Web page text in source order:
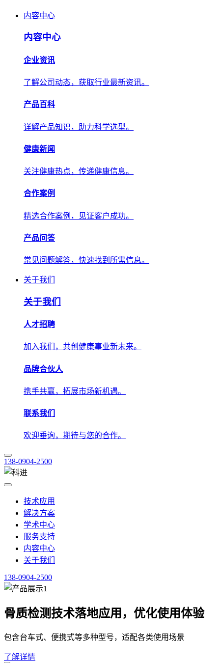
内容中心
内容中心
企业资讯
了解公司动态，获取行业最新资讯。
产品百科
详解产品知识，助力科学选型。
健康新闻
关注健康热点，传递健康信息。
合作案例
精选合作案例，见证客户成功。
产品问答
常见问题解答，快速找到所需信息。
关于我们
关于我们
人才招聘
加入我们，共创健康事业新未来。
品牌合伙人
携手共赢，拓展市场新机遇。
联系我们
欢迎垂询，期待与您的合作。
138-0904-2500
技术应用
解决方案
学术中心
服务支持
内容中心
关于我们
138-0904-2500
骨质检测技术落地应用，优化使用体验
包含台车式、便携式等多种型号，适配各类使用场景
了解详情